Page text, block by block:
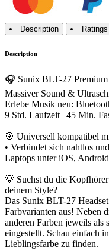
Description
Description
🎧 Sunix BLT-27
Massiver Sound &
Erlebe Musik neu:
9 Std. Laufzeit | 45 Min.
🎯 Universell kompatibel
• Verbindet sich nahtlos
Laptops unter iOS,
💡 Suchst du die Kopfhörer
deinem Style?
Das Sunix BLT-27
Farbvarianten aus! Neben
anderen Farben jeweils als
eingestellt. Schau einfach
Lieblingsfarbe zu finden.